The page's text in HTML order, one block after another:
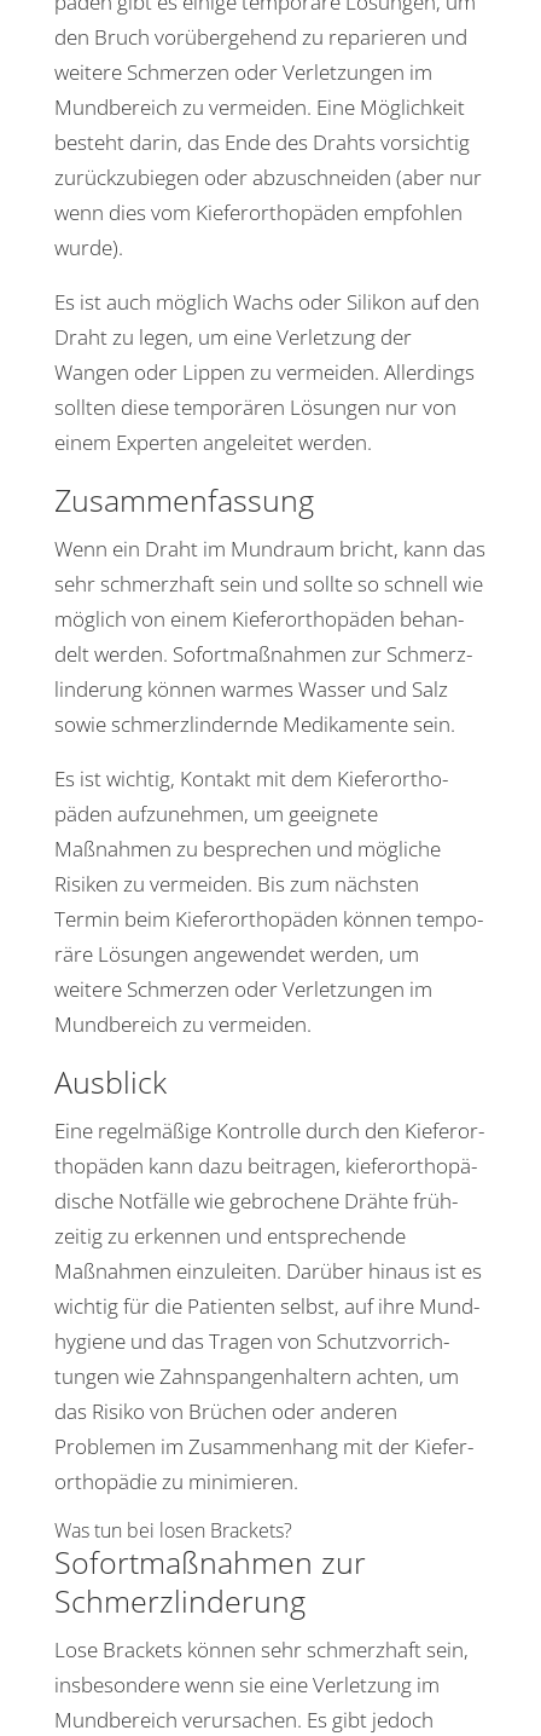
den Bruch vorüber­ge­hend zu repa­rieren und
weitere Schmerzen oder Verlet­zungen im
Mund­be­reich zu vermeiden. Eine Möglich­keit
besteht darin, das Ende des Drahts vorsichtig
zurück­zu­biegen oder abzu­schneiden (aber nur
wenn dies vom Kiefer­or­tho­päden empfohlen
wurde).
Es ist auch möglich Wachs oder Silikon auf den
Draht zu legen, um eine Verlet­zung der
Wangen oder Lippen zu vermeiden. Aller­dings
sollten diese tempo­rären Lösungen nur von
einem Experten ange­leitet werden.
Zusam­men­fas­sung
Wenn ein Draht im Mund­raum bricht, kann das
sehr schmerz­haft sein und sollte so schnell wie
möglich von einem Kiefer­or­tho­päden behan­
delt werden. Sofort­maß­nahmen zur Schmerz­
lin­de­rung können warmes Wasser und Salz
sowie schmerz­lin­dernde Medi­ka­mente sein.
Es ist wichtig, Kontakt mit dem Kiefer­or­tho­
päden aufzu­nehmen, um geeig­nete
Maßnahmen zu bespre­chen und mögliche
Risiken zu vermeiden. Bis zum nächsten
Termin beim Kiefer­or­tho­päden können tempo­
räre Lösungen ange­wendet werden, um
weitere Schmerzen oder Verlet­zungen im
Mund­be­reich zu vermeiden.
Ausblick
Eine regel­mä­ßige Kontrolle durch den Kiefer­or­
tho­päden kann dazu beitragen, kiefer­or­tho­pä­
di­sche Notfälle wie gebro­chene Drähte früh­
zeitig zu erkennen und entspre­chende
Maßnahmen einzu­leiten. Darüber hinaus ist es
wichtig für die Pati­enten selbst, auf ihre Mund­
hy­giene und das Tragen von Schutz­vor­rich­
tungen wie Zahn­span­gen­hal­tern achten, um
das Risiko von Brüchen oder anderen
Problemen im Zusam­men­hang mit der Kiefer­
or­tho­pädie zu minimieren.
Was tun bei losen Brackets?
Sofort­maß­nahmen zur
Schmerzlinderung
Lose Brackets können sehr schmerz­haft sein,
insbe­son­dere wenn sie eine Verlet­zung im
Mund­be­reich verur­sa­chen. Es gibt jedoch